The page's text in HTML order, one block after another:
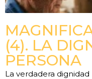
(4). LA
PERSONA
La verdadera